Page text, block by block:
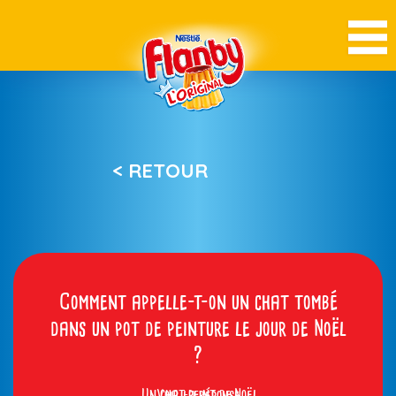
< RETOUR
Comment appelle-t-on un chat tombé
dans un pot de peinture le jour de Noël
?